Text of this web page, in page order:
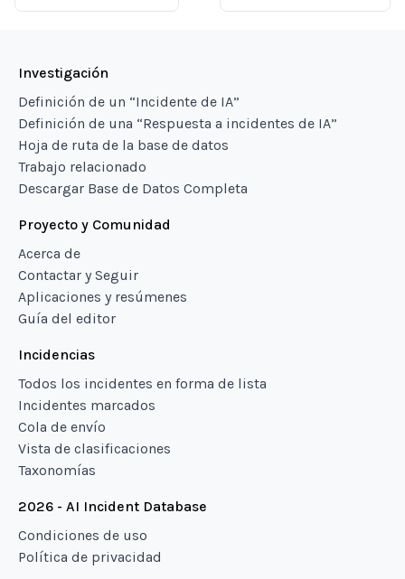
Investigación
Definición de un “Incidente de IA”
Definición de una “Respuesta a incidentes de IA”
Hoja de ruta de la base de datos
Trabajo relacionado
Descargar Base de Datos Completa
Proyecto y Comunidad
Acerca de
Contactar y Seguir
Aplicaciones y resúmenes
Guía del editor
Incidencias
Todos los incidentes en forma de lista
Incidentes marcados
Cola de envío
Vista de clasificaciones
Taxonomías
2026 - AI Incident Database
Condiciones de uso
Política de privacidad